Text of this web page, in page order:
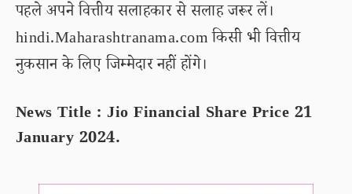
पहले अपने वित्तीय सलाहकार से सलाह जरूर लें।
hindi.Maharashtranama.com किसी भी वित्तीय
नुकसान के लिए जिम्मेदार नहीं होंगे।
News Title : Jio Financial Share Price 21
January 2024.